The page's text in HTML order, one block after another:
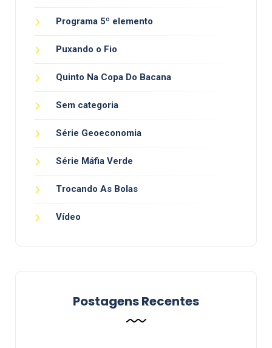
Programa 5º elemento
Puxando o Fio
Quinto Na Copa Do Bacana
Sem categoria
Série Geoeconomia
Série Máfia Verde
Trocando As Bolas
Vídeo
Postagens Recentes